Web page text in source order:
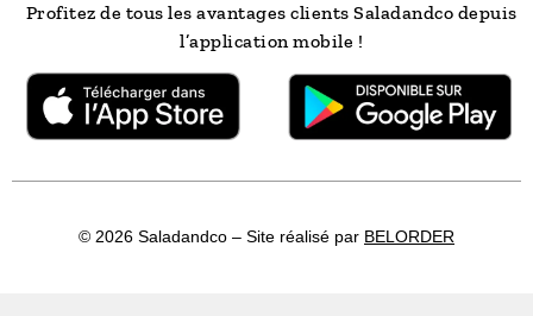
Profitez de tous les avantages clients Saladandco depuis
l’application mobile !
© 2026 Saladandco – Site réalisé par BELORDER